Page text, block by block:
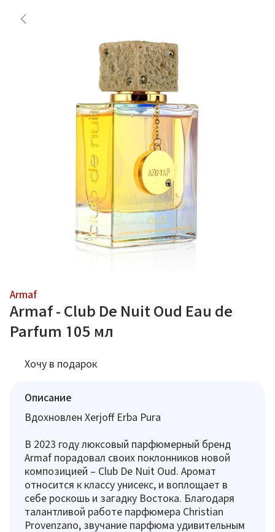
Armaf
Armaf - Club De Nuit Oud Eau de
Parfum 105 мл
Хочу в подарок
Описание
Вдохновлен Xerjoff Erba Pura
В 2023 году люксовый парфюмерный бренд
Armaf порадовал своих поклонников новой
композицией – Club De Nuit Oud. Аромат
относится к классу унисекс, и воплощает в
себе роскошь и загадку Востока. Благодаря
талантливой работе парфюмера Christian
Provenzano, звучание парфюма удивительным